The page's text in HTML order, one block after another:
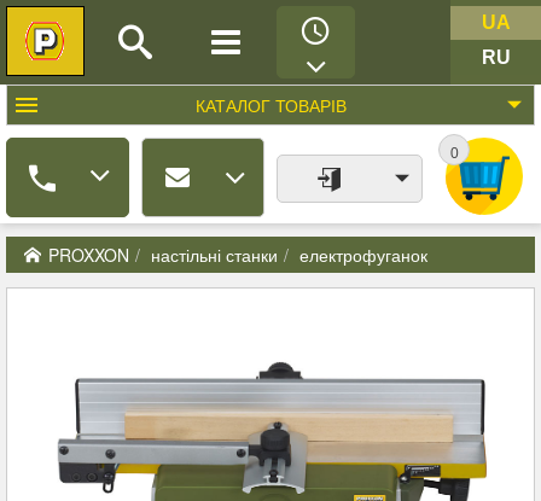
UA
RU
КАТАЛОГ ТОВАРІВ
0
PROXXON настільні станки електрофуганок